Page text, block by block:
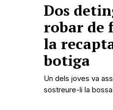
Dos
robar de
la
botiga
Un dels joves va
sostreure-li la